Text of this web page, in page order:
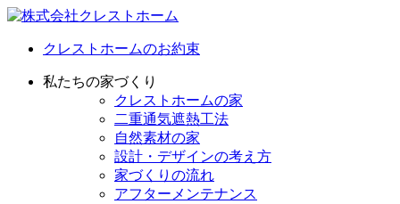
クレストホームのお約束
私たちの家づくり
クレストホームの家
二重通気遮熱工法
自然素材の家
設計・デザインの考え方
家づくりの流れ
アフターメンテナンス